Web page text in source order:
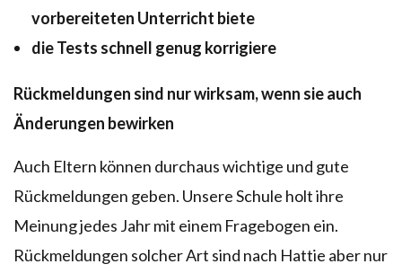
vorbereiteten Unterricht biete
die Tests schnell genug korrigiere
Rückmeldungen sind nur wirksam, wenn sie auch
Änderungen bewirken
Auch Eltern können durchaus wichtige und gute
Rückmeldungen geben. Unsere Schule holt ihre
Meinung jedes Jahr mit einem Fragebogen ein.
Rückmeldungen solcher Art sind nach Hattie aber nur